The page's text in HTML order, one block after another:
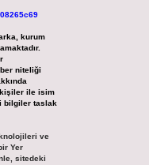
kurum
niteliği
kişiler ile isim
bilgiler taslak
ve
Yer
sitedeki